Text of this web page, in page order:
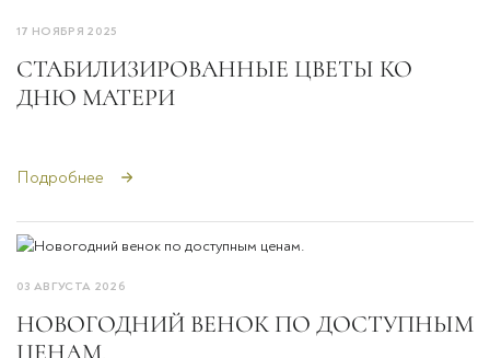
17 НОЯБРЯ 2025
СТАБИЛИЗИРОВАННЫЕ ЦВЕТЫ КО
ДНЮ МАТЕРИ
Подробнее
03 АВГУСТА 2026
НОВОГОДНИЙ ВЕНОК ПО ДОСТУПНЫМ